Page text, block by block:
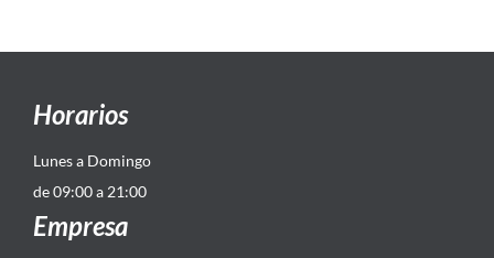
Horarios
Lunes a Domingo
de 09:00 a 21:00
Empresa